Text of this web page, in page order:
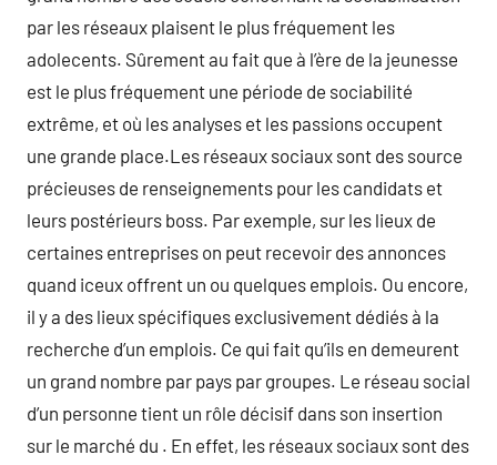
par les réseaux plaisent le plus fréquement les
adolecents. Sûrement au fait que à l’ère de la jeunesse
est le plus fréquement une période de sociabilité
extrême, et où les analyses et les passions occupent
une grande place.Les réseaux sociaux sont des source
précieuses de renseignements pour les candidats et
leurs postérieurs boss. Par exemple, sur les lieux de
certaines entreprises on peut recevoir des annonces
quand iceux offrent un ou quelques emplois. Ou encore,
il y a des lieux spécifiques exclusivement dédiés à la
recherche d’un emplois. Ce qui fait qu’ils en demeurent
un grand nombre par pays par groupes. Le réseau social
d’un personne tient un rôle décisif dans son insertion
sur le marché du . En effet, les réseaux sociaux sont des